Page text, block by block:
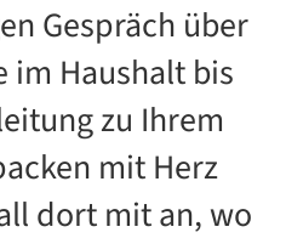
Gespräch über
im Haushalt bis
zu Ihrem
mit Herz
dort mit an, wo